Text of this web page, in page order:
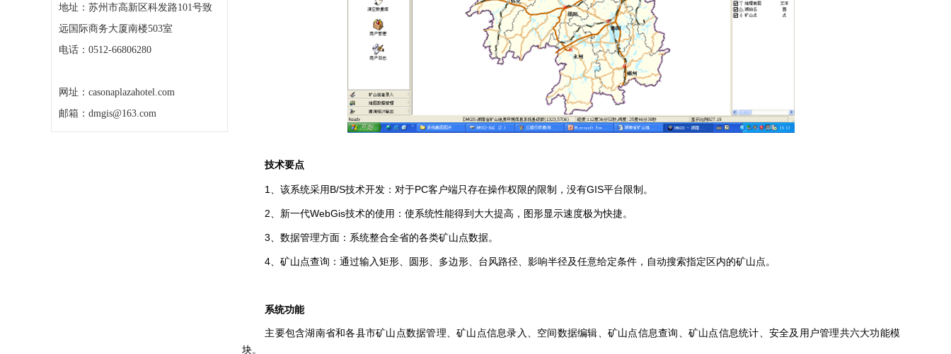
地址：苏州市高新区科发路101号致
远国际商务大厦南楼503室
电话：0512-66806280
网址：casonaplazahotel.com
邮箱：dmgis@163.com
技术要点
1、该系统采用B/S技术开发：对于PC客户端只存在操作权限的限制，没有GIS平台限制。
2、新一代WebGis技术的使用：使系统性能得到大大提高，图形显示速度极为快捷。
3、数据管理方面：系统整合全省的各类矿山点数据。
4、矿山点查询：通过输入矩形、圆形、多边形、台风路径、影响半径及任意给定条件，自动搜索指定区内的矿山点。
系统功能
主要包含湖南省和各县市矿山点数据管理、矿山点信息录入、空间数据编辑、矿山点信息查询、矿山点信息统计、安全及用户管理共六大功能模
块。